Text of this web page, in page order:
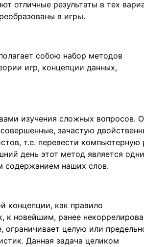
отличные результаты в тех
в игры.
собою набор методов
игр, концепции данных,
изучения сложных вопросов.
зачастую
т.е. перевести компьютерную
день этот метод является
содержанием наших слов.
концепции, как правило
к новейшим, ранее
целую или
Данная задача целиком